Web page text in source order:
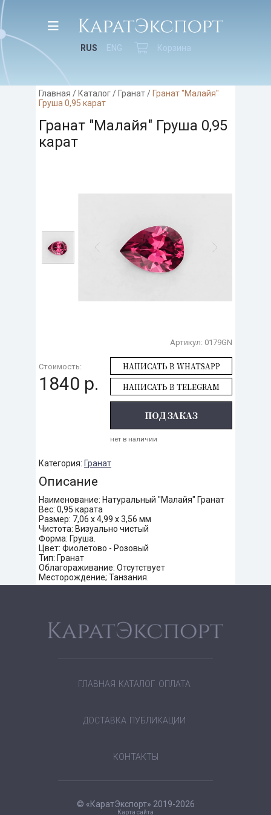
RUS ENG Корзина
Главная /Каталог/Гранат/Гранат "Малайя"
Груша 0,95 карат
Гранат "Малайя" Груша 0,95
карат
Артикул: 0179GN
Стоимость:
1840 р.
НАПИСАТЬ В WHATSAPP
НАПИСАТЬ В TELEGRAM
ПОД ЗАКАЗ
нет в наличии
Категория: Гранат
Описание
Наименование: Натуральный "Малайя" Гранат
Вес: 0,95 карата
Размер: 7,06 х 4,99 х 3,56 мм
Чистота: Визуально чистый
Форма: Груша.
Цвет: Фиолетово - Розовый
Тип: Гранат
Облагораживание: Отсутствует
Месторождение; Танзания.
ГЛАВНАЯ КАТАЛОГ ОПЛАТА
ДОСТАВКА ПУБЛИКАЦИИ
КОНТАКТЫ
© «КаратЭкспорт» 2019-2026
Карта сайта